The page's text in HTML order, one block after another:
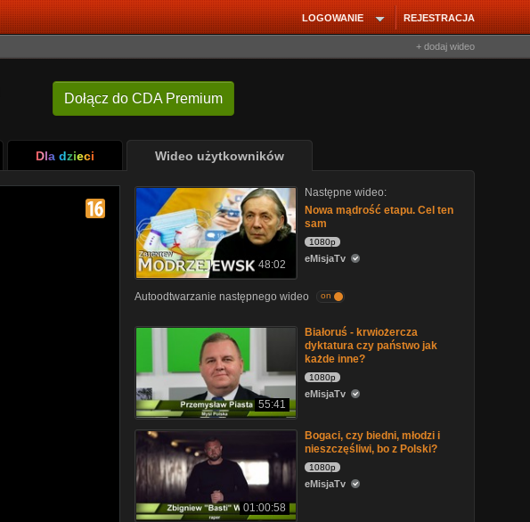
REJESTRACJA
LOGOWANIE
+ dodaj wideo
Dołącz do CDA Premium
Dla dzieci Wideo użytkowników
48:02
Następne wideo:
Nowa mądrość etapu. Cel ten
sam
1080p
eMisjaTv
Autoodtwarzanie następnego wideo on
55:41
Białoruś - krwiożercza
dyktatura czy państwo jak
każde inne?
1080p
eMisjaTv
01:00:58
Bogaci, czy biedni, młodzi i
nieszczęśliwi, bo z Polski?
1080p
eMisjaTv